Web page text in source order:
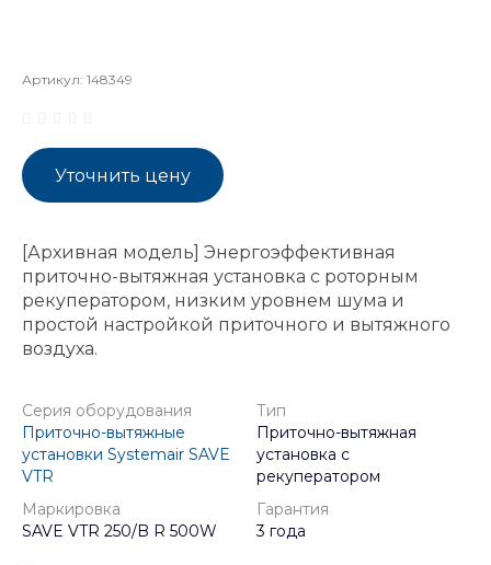
Артикул: 148349
Уточнить цену
[Архивная модель] Энергоэффективная
приточно-вытяжная установка с роторным
рекуператором, низким уровнем шума и
простой настройкой приточного и вытяжного
воздуха.
Серия оборудования
Приточно-вытяжные
установки Systemair SAVE
VTR
Тип
Приточно-вытяжная
установка с
рекуператором
Маркировка
SAVE VTR 250/B R 500W
Гарантия
3 года